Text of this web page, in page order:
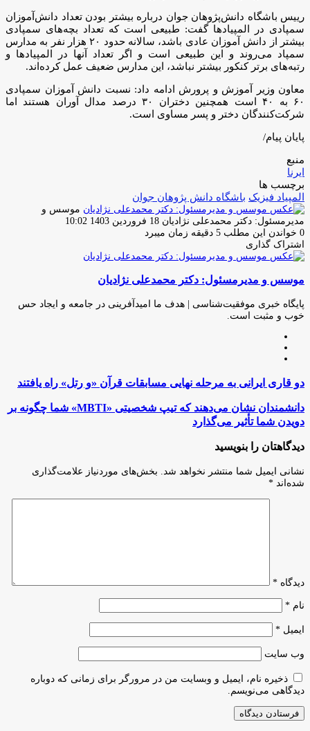
رییس باشگاه دانش‌پژوهان جوان درباره بیشتر بودن تعداد دانش‌آموزان
سمپادی در المپیادها گفت: طبیعی است که تعداد بچه‌های سمپادی
بیشتر از دانش آموزان عادی باشد، سالانه حدود ۲۰ هزار نفر به مدارس
سمپاد می‌روند و این طبیعی است و اگر تعداد آنها در المپیادها و
رتبه‌های برتر کنکور بیشتر نباشد، این مدارس ضعیف عمل کرده‌اند.
معاون وزیر آموزش و پرورش ادامه داد: نسبت دانش آموزان سمپادی
۶۰ به ۴۰ است همچنین دختران ۳۰ درصد مدال آوران هستند اما
شرکت‌کنندگان دختر و پسر مساوی است.
پایان پیام/
منبع
ایرنا
برچسب ها
المپیاد فیزیک باشگاه دانش پژوهان جوان
موسس و
مدیرمسئول: دکتر محمدعلی نژادیان ارسال
ایمیل
18 فروردین 1403 10:02
0 خواندن این مطلب 5 دقیقه زمان میبرد
اشتراک گذاری
فیس
توئیتر
لینکدین
واتس
تلگرام
اشتراک
از
ایمیل
چاپ
موسس و مدیرمسئول: دکتر محمدعلی نژادیان
پایگاه خبری موفقیت‌شناسی | هدف ما امیدآفرینی در جامعه و ایجاد حس
خوب و مثبت است.
دو
قاری
ایرانی
به
مرحله
نهایی
مسابقات
«و
رتل»
دو قاری ایرانی به مرحله نهایی مسابقات قرآن «و رتل» راه یافتند
دانشمندان
نشان
می‌دهند
تیپ
شخصیتی
«MBTI»
شما
دانشمندان نشان می‌دهند که تیپ شخصیتی «MBTI» شما چگونه بر
دویدن شما تأثیر می‌گذارد
دیدگاهتان را بنویسید
نشانی ایمیل شما منتشر نخواهد شد.
بخش‌های موردنیاز علامت‌گذاری
شده‌اند *
دیدگاه *
نام *
ایمیل *
وب‌ سایت
ذخیره نام، ایمیل و وبسایت من در مرورگر برای زمانی که دوباره
دیدگاهی می‌نویسم.